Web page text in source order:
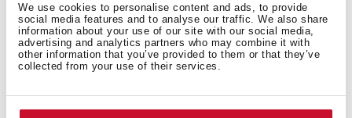
We use cookies to personalise content and ads, to provide
social media features and to analyse our traffic. We also share
information about your use of our site with our social media,
advertising and analytics partners who may combine it with
other information that you’ve provided to them or that they’ve
collected from your use of their services.